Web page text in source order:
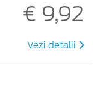
€ 9,92
Vezi detalii